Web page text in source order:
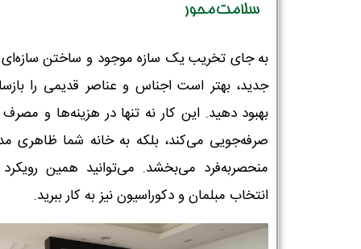
سلامت‌محور
به جای تخریب یک سازه موجود و ساختن سازه‌ای
جدید، بهتر است اجناس و عناصر قدیمی را
بهبود دهید. این کار نه تنها در هزینه‌ها و مصرف
صرفه‌جویی می‌کند، بلکه به خانه شما ظاهری
منحصربه‌فرد می‌بخشد. می‌توانید همین رویکرد
انتخاب مبلمان و دکوراسیون نیز به کار ببرید.